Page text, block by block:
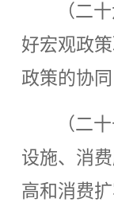
（二
好宏观政
政策的协
（二
设施、消
高和消费